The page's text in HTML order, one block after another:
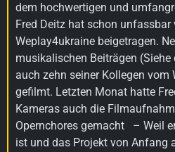
dem hochwertigen und
Fred Deitz hat schon
Weplay4ukraine beigetragen.
musikalischen Beiträgen (Siehe
auch zehn seiner Kollegen vom
gefilmt. Letzten Monat hatte
Kameras auch die
Opernchores gemacht – Weil
ist und das Projekt von Anfang